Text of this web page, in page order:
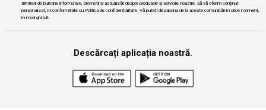
trimiterii de buletine informative, promoții și actualizări despre produsele și serviciile noastre, să vă oferim conținut
personalizat, în conformitate cu Politica de confidențialitate. Vă puteți dezabona de la aceste comunicări în orice moment,
în mod gratuit.
Descărcați aplicația noastră.